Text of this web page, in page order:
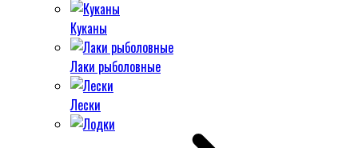
Куканы
Лаки рыболовные
Лески